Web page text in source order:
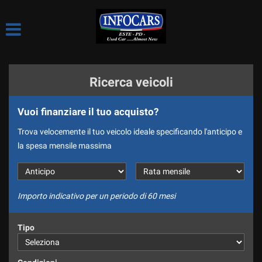
LE NOSTRE SEDI
COME LAVORIAMO
CI PRESENTIAMO
DIVISIONE NOLEGGIO
DICONO DI NOI
Ricerca veicoli
Vuoi finanziare il tuo acquisto?
Trova velocemente il tuo veicolo ideale specificando l'anticipo e
la spesa mensile massima
Importo indicativo per un periodo di 60 mesi
Tipo
tue
consenso
pannello
consente
di
esprimere
preferenze
alle
tecnologie